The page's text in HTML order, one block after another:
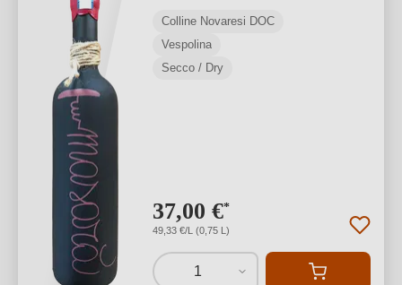
Colline Novaresi DOC
Vespolina
Secco / Dry
37,00 €*
49,33 €/L (0,75 L)
1